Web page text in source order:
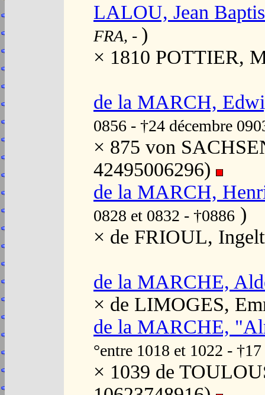
LALOU, Jean
FRA, - )
× 1810 POTTIER,
de la MARCH,
0856 - †24 décembre
× 875 von
42495006296)
de la MARCH,
0828 et 0832 - †0886 )
× de FRIOUL,
de la MARCHE,
× de LIMOGES,
de la MARCHE,
°entre 1018 et 1022 -
× 1039 de